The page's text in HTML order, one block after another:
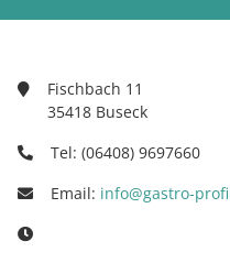
Fischbach 11
35418 Buseck
Tel: (06408) 9697660
Email: info@gastro-